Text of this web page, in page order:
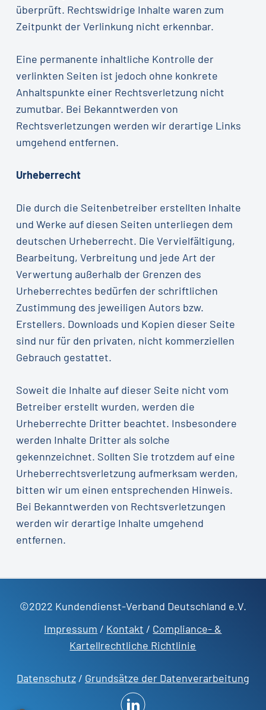
überprüft. Rechtswidrige Inhalte waren zum
Zeitpunkt der Verlinkung nicht erkennbar.
Eine permanente inhaltliche Kontrolle der
verlinkten Seiten ist jedoch ohne konkrete
Anhaltspunkte einer Rechtsverletzung nicht
zumutbar. Bei Bekanntwerden von
Rechtsverletzungen werden wir derartige Links
umgehend entfernen.
Urheberrecht
Die durch die Seitenbetreiber erstellten Inhalte
und Werke auf diesen Seiten unterliegen dem
deutschen Urheberrecht. Die Vervielfältigung,
Bearbeitung, Verbreitung und jede Art der
Verwertung außerhalb der Grenzen des
Urheberrechtes bedürfen der schriftlichen
Zustimmung des jeweiligen Autors bzw.
Erstellers. Downloads und Kopien dieser Seite
sind nur für den privaten, nicht kommerziellen
Gebrauch gestattet.
Soweit die Inhalte auf dieser Seite nicht vom
Betreiber erstellt wurden, werden die
Urheberrechte Dritter beachtet. Insbesondere
werden Inhalte Dritter als solche
gekennzeichnet. Sollten Sie trotzdem auf eine
Urheberrechtsverletzung aufmerksam werden,
bitten wir um einen entsprechenden Hinweis.
Bei Bekanntwerden von Rechtsverletzungen
werden wir derartige Inhalte umgehend
entfernen.
©2022 Kundendienst-Verband Deutschland e.V.
Impressum / Kontakt / Compliance- &
Kartellrechtliche Richtlinie
Datenschutz/ Grundsätze der Datenverarbeitung